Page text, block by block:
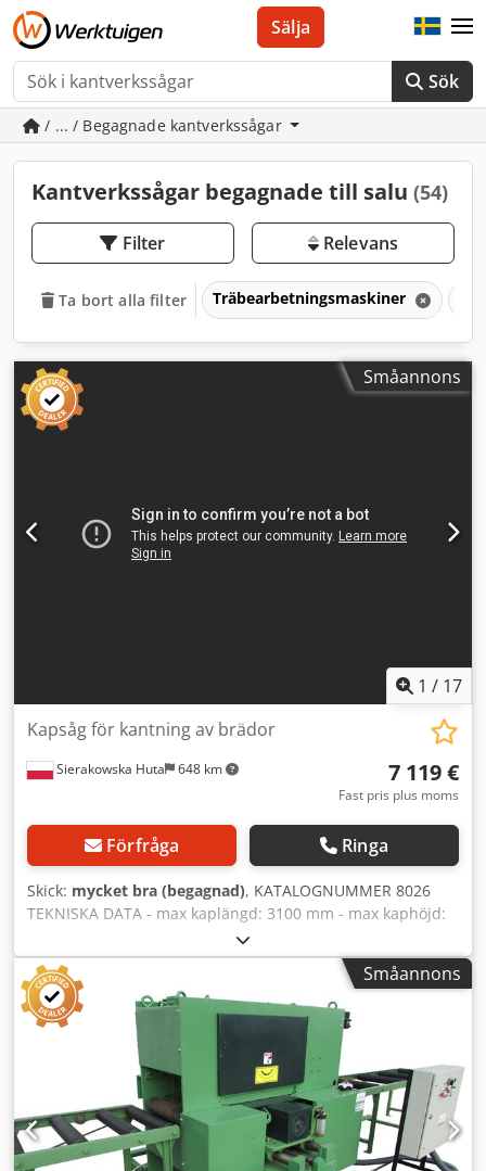
Sök
Sälja
/ ... / Begagnade kantverkssågar
Kantverkssågar begagnade till salu (54)
Filter Relevans
Ta bort alla filter Träbearbetningsmaskiner
Småannons
1 / 17
Sierakowska Huta 648 km
Kapsåg för kantning av brädor
7 119 €
Fast pris plus moms
Förfråga Ringa
Skick: mycket bra (begagnad), KATALOGNUMMER 8026
TEKNISKA DATA - max kaplängd: 3100 mm - max kaphöjd:
80 mm - max kapbredd: 570 mm - huvudsågens
motoreffekt: 10 kW - klingdiameter: 450 mm - arbetshöjd:
850 mm - arbetsbordsbredd: 660 mm -
anslutningsdiameter för utsug: 1x160 mm, 1x170 mm -
totala mått (l/b/h): 5500x2100x1600 mm Dedpozf Ixpofx Ag
Tswa - vikt: ca 2500 kg FÖRDELAR – för kantning av brädor
– begagnad såg, mycket gott skick Nettopris: 29 900 PLN
Nettopris: 7 119 EUR enligt växlingskurs 4,20 EUR (Priser
kan ändras vid större växelkursförändringar)
Småannons